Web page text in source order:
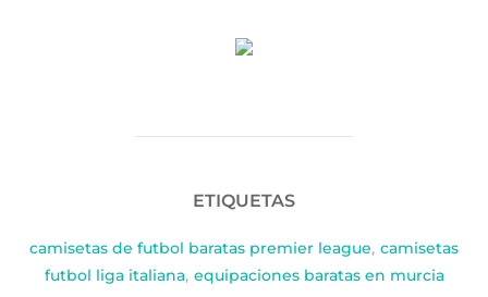
ETIQUETAS
camisetas de futbol baratas premier league, camisetas
futbol liga italiana, equipaciones baratas en murcia